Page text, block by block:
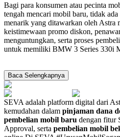
Bagi para konsumen atau pecinta
tengah mencari mobil baru, tidak
menarik yang ditawarkan oleh Astra
keistimewaan promo diskon,
menguntungkan, serta proses
untuk memiliki BMW 3 Series 330i
Baca Selengkapnya
SEVA adalah platform digital dari
kemudahan dalam pinjaman dana
pembelian mobil baru dengan fitur
Approval, serta pembelian mobil